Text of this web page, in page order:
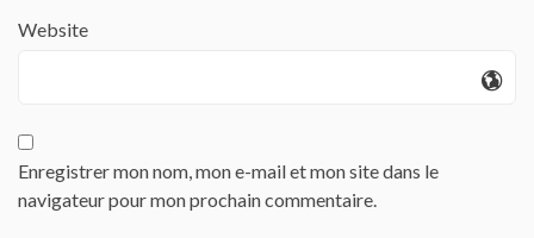
Website
Enregistrer mon nom, mon e-mail et mon site dans le
navigateur pour mon prochain commentaire.